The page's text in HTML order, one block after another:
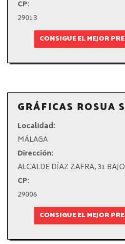
CP:
29013
CONSIGUE EL MEJOR
GRÁFICAS ROSUA
Localidad:
MÁLAGA
Dirección:
ALCALDE DÍAZ ZAFRA, 31
CP:
29006
CONSIGUE EL MEJOR